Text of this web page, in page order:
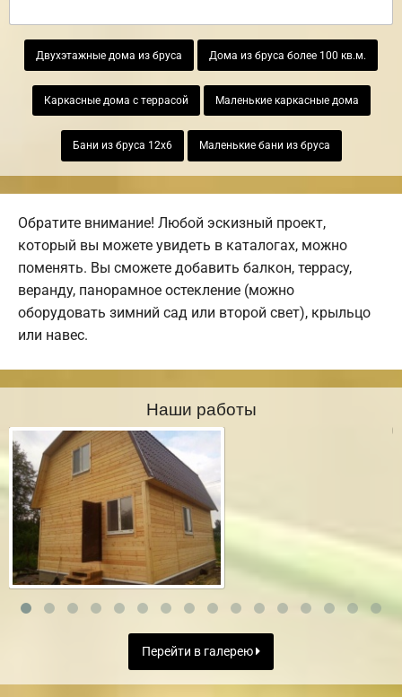
Двухэтажные дома из бруса Дома из бруса более 100 кв.м.
Каркасные дома с террасой Маленькие каркасные дома
Бани из бруса 12х6 Маленькие бани из бруса
Обратите внимание! Любой эскизный проект,
который вы можете увидеть в каталогах, можно
поменять. Вы сможете добавить балкон, террасу,
веранду, панорамное остекление (можно
оборудовать зимний сад или второй свет), крыльцо
или навес.
Наши работы
Перейти в галерею